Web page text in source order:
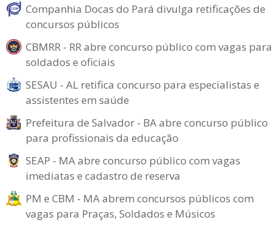
Companhia Docas do Pará divulga retificações de
concursos públicos
CBMRR - RR abre concurso público com vagas para
soldados e oficiais
SESAU - AL retifica concurso para especialistas e
assistentes em saúde
Prefeitura de Salvador - BA abre concurso público
para profissionais da educação
SEAP - MA abre concurso público com vagas
imediatas e cadastro de reserva
PM e CBM - MA abrem concursos públicos com
vagas para Praças, Soldados e Músicos